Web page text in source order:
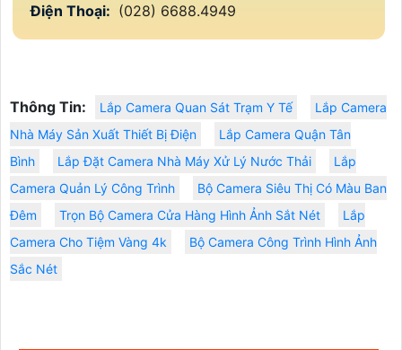
Điện Thoại: (028) 6688.4949
Thông Tin: Lắp Camera Quan Sát Trạm Y Tế
Lắp Camera
Nhà Máy Sản Xuất Thiết Bị Điện
Lắp Camera Quận Tân
Bình
Lắp Đặt Camera Nhà Máy Xử Lý Nước Thải
Lắp
Camera Quản Lý Công Trình
Bộ Camera Siêu Thị Có Màu Ban
Đêm
Trọn Bộ Camera Cửa Hàng Hình Ảnh Sắt Nét
Lắp
Camera Cho Tiệm Vàng 4k
Bộ Camera Công Trình Hình Ảnh
Sắc Nét